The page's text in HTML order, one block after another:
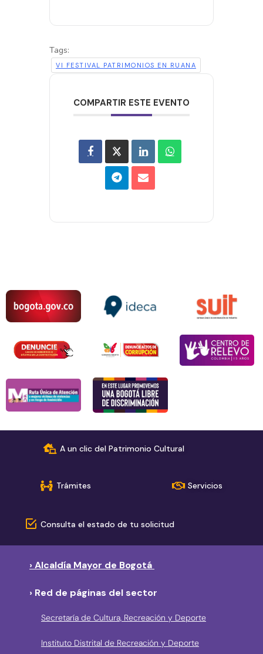
Tags:
VI FESTIVAL PATRIMONIOS EN RUANA
COMPARTIR ESTE EVENTO
A un clic del Patrimonio Cultural
Trámites Servicios
Consulta el estado de tu solicitud
› Alcaldía Mayor de Bogotá
› Red de páginas del sector
Secretaría de Cultura, Recreación y Deporte
Instituto Distrital de Recreación y Deporte